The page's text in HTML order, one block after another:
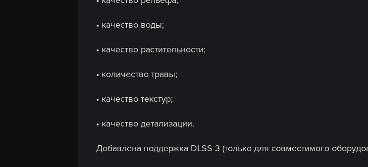
• качество воды;
• качество растительности;
• количество травы;
• качество текстур;
• качество детализации.
Добавлена поддержка DLSS 3 (только для совместимого